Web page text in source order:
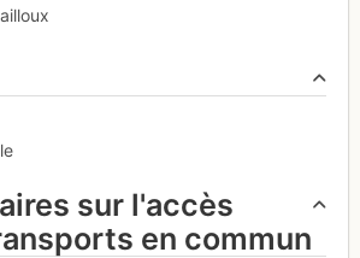
sur l'accès
en commun